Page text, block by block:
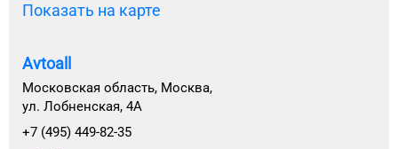
Показать на карте
Avtoall
Московская область, Москва,
ул. Лобненская, 4А
+7 (495) 449-82-35